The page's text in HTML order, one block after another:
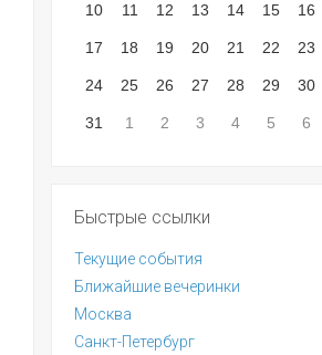
10 11 12 13 14 15 16
17 18 19 20 21 22 23
24 25 26 27 28 29 30
31 1 2 3 4 5 6
Быстрые ссылки
Текущие события
Ближайшие вечеринки
Москва
Санкт-Петербург